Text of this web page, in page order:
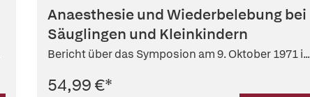
Anaesthesie und Wiederbelebung bei
Säuglingen und Kleinkindern
Bericht über das Symposion am 9. Oktober 1971 i...
54,99 €*